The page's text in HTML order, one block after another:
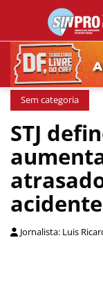
Sem categoria
STJ
acidente
Jornalista: Luis